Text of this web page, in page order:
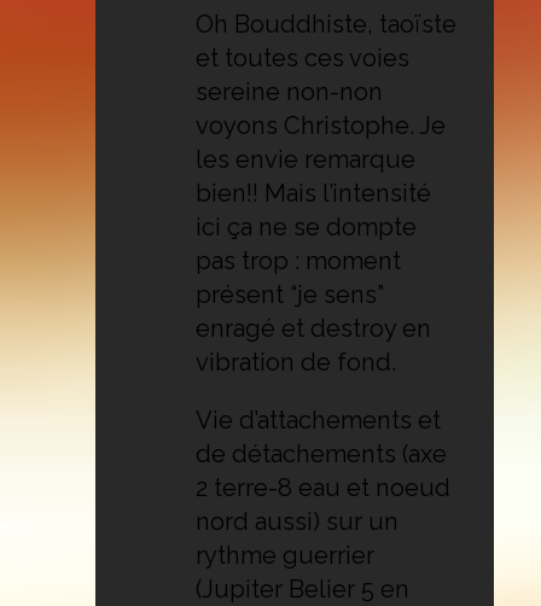
Oh Bouddhiste, taoïste
et toutes ces voies
sereine non-non
voyons Christophe. Je
les envie remarque
bien!! Mais l’intensité
ici ça ne se dompte
pas trop : moment
présent “je sens”
enragé et destroy en
vibration de fond.
Vie d’attachements et
de détachements (axe
2 terre-8 eau et noeud
nord aussi) sur un
rythme guerrier
(Jupiter Belier 5 en